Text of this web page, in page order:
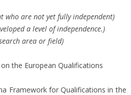
who are not yet fully independent)
a level of independence.)
area or field)
the European Qualifications
Framework for Qualifications in the